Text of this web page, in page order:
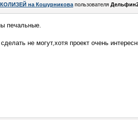
КОЛИЗЕЙ на Кошурникова пользователя
печальные.
не могут,хотя проект очень